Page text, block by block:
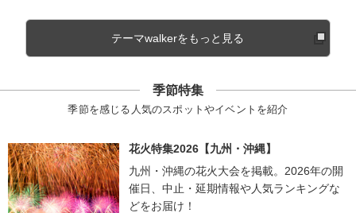
テーマwalkerをもっと見る
季節特集
季節を感じる人気のスポットやイベントを紹介
花火特集2026【九州・沖縄】
九州・沖縄の花火大会を掲載。2026年の開
催日、中止・延期情報や人気ランキングな
どをお届け！